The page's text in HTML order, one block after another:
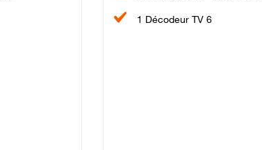
1 Décodeur TV 6